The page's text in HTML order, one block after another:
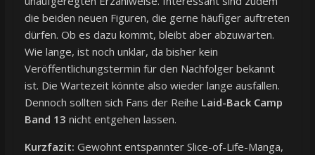
die beiden neuen Figuren, die gerne häufiger auftreten
dürfen. Ob es dazu kommt, bleibt aber abzuwarten.
Wie lange, ist noch unklar, da bisher kein
Veröffentlichungstermin für den Nachfolger bekannt
ist. Die Wartezeit könnte also wieder lange ausfallen.
Dennoch sollten sich Fans der Reihe Laid-Back Camp
Band 13 nicht entgehen lassen.
Kurzfazit: Gewohnt entspannter Slice-of-Life-Manga,